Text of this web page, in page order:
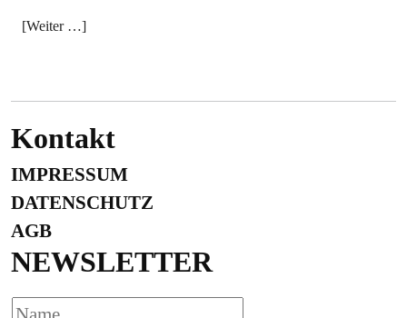
[Weiter …]
Kontakt
IMPRESSUM
DATENSCHUTZ
AGB
NEWSLETTER